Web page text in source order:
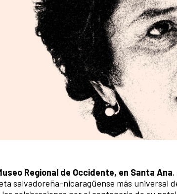
Regional de Occidente, en Santa Ana
salvadoreña-nicaragüense más universal